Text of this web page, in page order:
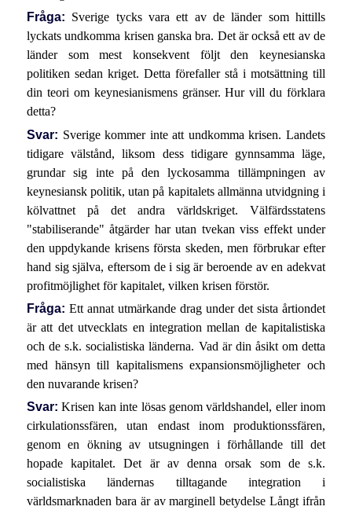
Fråga: Sverige tycks vara ett av de länder som hittills
lyckats undkomma krisen ganska bra. Det är också ett av de
länder som mest konsekvent följt den keynesianska
politiken sedan kriget. Detta förefaller stå i motsättning till
din teori om keynesianismens gränser. Hur vill du förklara
detta?
Svar: Sverige kommer inte att undkomma krisen. Landets
tidigare välstånd, liksom dess tidigare gynnsamma läge,
grundar sig inte på den lyckosamma tillämpningen av
keynesiansk politik, utan på kapitalets allmänna utvidgning i
kölvattnet på det andra världskriget. Välfärdsstatens
"stabiliserande" åtgärder har utan tvekan viss effekt under
den uppdykande krisens första skeden, men förbrukar efter
hand sig själva, eftersom de i sig är beroende av en adekvat
profitmöjlighet för kapitalet, vilken krisen förstör.
Fråga: Ett annat utmärkande drag under det sista årtiondet
är att det utvecklats en integration mellan de kapitalistiska
och de s.k. socialistiska länderna. Vad är din åsikt om detta
med hänsyn till kapitalismens expansionsmöjligheter och
den nuvarande krisen?
Svar: Krisen kan inte lösas genom världshandel, eller inom
cirkulationssfären, utan endast inom produktionssfären,
genom en ökning av utsugningen i förhållande till det
hopade kapitalet. Det är av denna orsak som de s.k.
socialistiska ländernas tilltagande integration i
världsmarknaden bara är av marginell betydelse Långt ifrån